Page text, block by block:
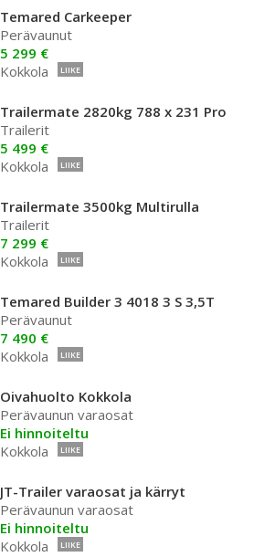
Temared Carkeeper
Perävaunut
5 299 €
Kokkola
LIIKE
Trailermate 2820kg 788 x 231 Pro
Trailerit
5 499 €
Kokkola
LIIKE
Trailermate 3500kg Multirulla
Trailerit
7 299 €
Kokkola
LIIKE
Temared Builder 3 4018 3 S 3,5T
Perävaunut
7 490 €
Kokkola
LIIKE
Oivahuolto Kokkola
Perävaunun varaosat
Ei hinnoiteltu
Kokkola
LIIKE
JT-Trailer varaosat ja kärryt
Perävaunun varaosat
Ei hinnoiteltu
Kokkola
LIIKE